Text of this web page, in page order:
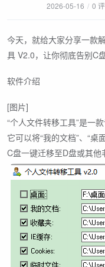
2026-05-16 / 0
今天，就给大家分享一款
具 V2.0，让你彻底告别C
软件介绍
[图片]
“个人文件转移工具”是一
它可以将“我的文档”、“桌
C盘一键迁移至D盘或其他